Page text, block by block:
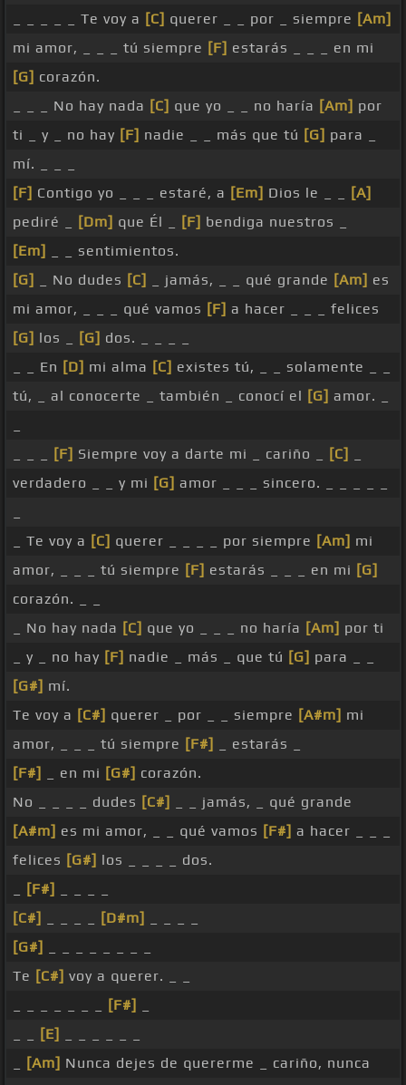
_ _ _ _ _ Te voy a [C] querer _ _ por _ siempre [Am]
mi amor, _ _ _ tú siempre [F] estarás _ _ _ en mi
[G] corazón.
_ _ _ No hay nada [C] que yo _ _ no haría [Am] por
ti _ y _ no hay [F] nadie _ _ más que tú [G] para _
mí. _ _ _
[F] Contigo yo _ _ _ estaré, a [Em] Dios le _ _
[A]
pediré _
[Dm] que Él _ [F] bendiga nuestros _
[Em]
_ _ sentimientos.
[G]
_ No dudes [C] _ jamás, _ _ qué grande [Am] es
mi amor, _ _ _ qué vamos [F] a hacer _ _ _ felices
[G] los _ [G] dos. _ _ _ _
_ _ En [D] mi alma [C] existes tú, _ _ solamente _ _
tú, _ al conocerte _ también _ conocí el [G] amor. _
[F] Siempre voy a darte mi _ cariño _ [C]
verdadero _ _ y mi [G] amor _ _ _ sincero. _ _ _ _ _
_ Te voy a [C] querer _ _ _ _ por siempre [Am] mi
amor, _ _ _ tú siempre [F] estarás _ _ _ en mi [G]
corazón. _ _
_ No hay nada [C] que yo _ _ _ no haría [Am] por ti
_ y _ no hay [F] nadie _ más _ que tú [G] para _ _
[G#] mí.
Te voy a [C#] querer _ por _ _ siempre [A#m] mi
amor, _ _ _ tú siempre [F#]
_ estarás _
[F#]
_ en mi [G#] corazón.
No _ _ _ _ dudes [C#]
_ _ jamás, _ qué grande
[A#m] es mi amor, _ _ qué vamos [F#] a hacer _ _ _
felices [G#] los _ _ _ _ dos.
[F#]
[C#]
[D#m]
[G#]
Te [C#] voy a querer. _ _
[F#]
[E]
[Am] Nunca dejes de quererme _ cariño, nunca